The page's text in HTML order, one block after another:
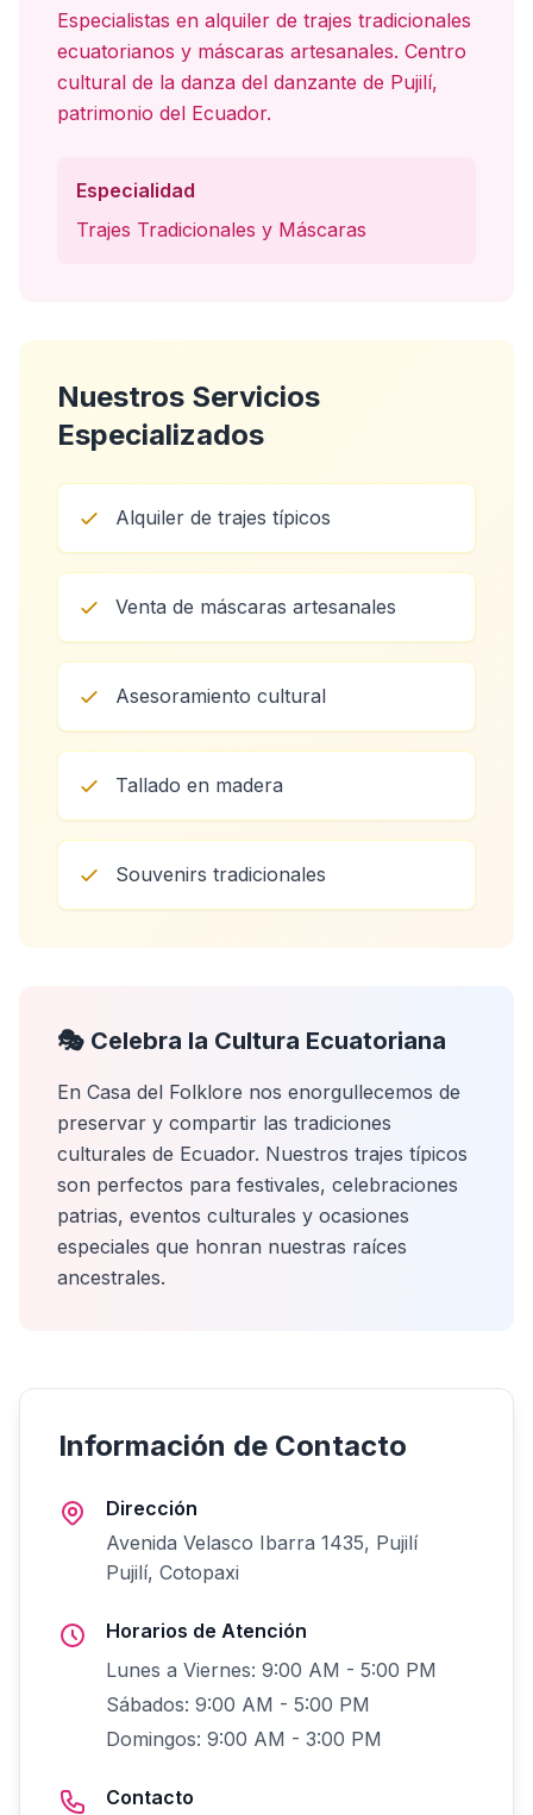
Especialistas en alquiler de trajes tradicionales
ecuatorianos y máscaras artesanales. Centro
cultural de la danza del danzante de Pujilí,
patrimonio del Ecuador.
Especialidad
Trajes Tradicionales y Máscaras
Nuestros Servicios
Especializados
Alquiler de trajes típicos
Venta de máscaras artesanales
Asesoramiento cultural
Tallado en madera
Souvenirs tradicionales
🎭 Celebra la Cultura Ecuatoriana
En Casa del Folklore nos enorgullecemos de
preservar y compartir las tradiciones
culturales de Ecuador. Nuestros trajes típicos
son perfectos para festivales, celebraciones
patrias, eventos culturales y ocasiones
especiales que honran nuestras raíces
ancestrales.
Información de Contacto
Dirección
Avenida Velasco Ibarra 1435, Pujilí
Pujilí, Cotopaxi
Horarios de Atención
Lunes a Viernes: 9:00 AM - 5:00 PM
Sábados: 9:00 AM - 5:00 PM
Domingos: 9:00 AM - 3:00 PM
Contacto